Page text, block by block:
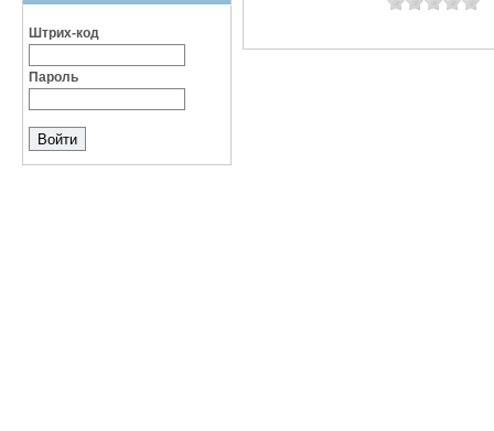
Штрих-код
Пароль